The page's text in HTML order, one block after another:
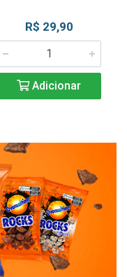
R$ 29,90
Adicionar